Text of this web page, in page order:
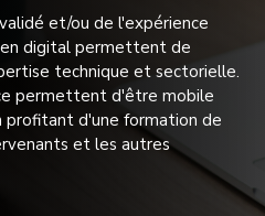
et/ou de l'expérience
digital permettent de
technique et sectorielle.
permettent d'être mobile
d'une formation de
et les autres